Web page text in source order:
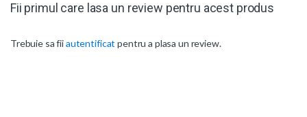
Fii primul care lasa un review pentru acest produs
Trebuie sa fiiautentificat pentru a plasa un review.